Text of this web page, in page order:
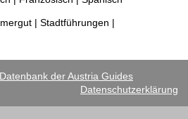
| Stadtführungen |
der Austria Guides
Datenschutzerklärung